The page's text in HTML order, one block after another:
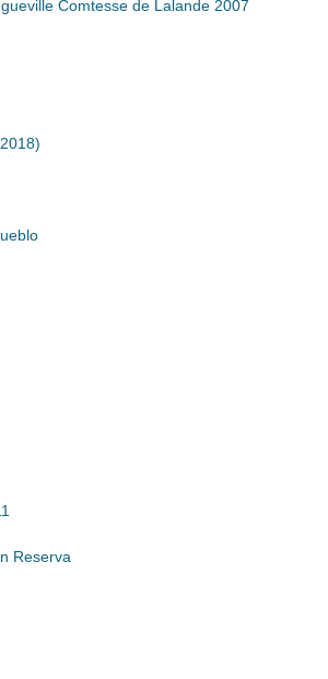
Comtesse de Lalande 2007
Reserva